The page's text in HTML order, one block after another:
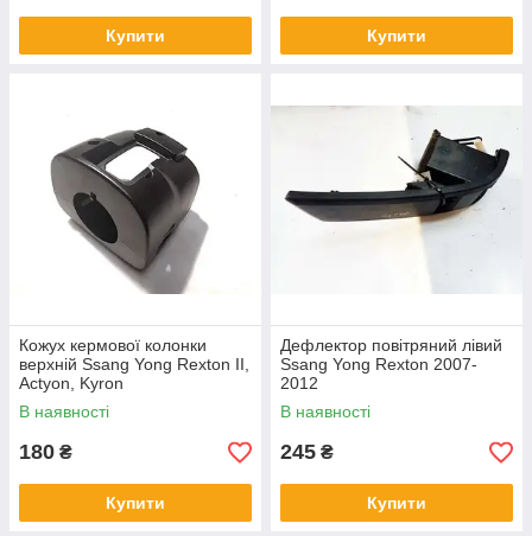
Купити Купити
Кожух кермової колонки
верхній Ssang Yong Rexton II,
Actyon, Kyron
В наявності
180 ₴
Купити
Дефлектор повітряний лівий
Ssang Yong Rexton 2007-
2012
В наявності
245 ₴
Купити